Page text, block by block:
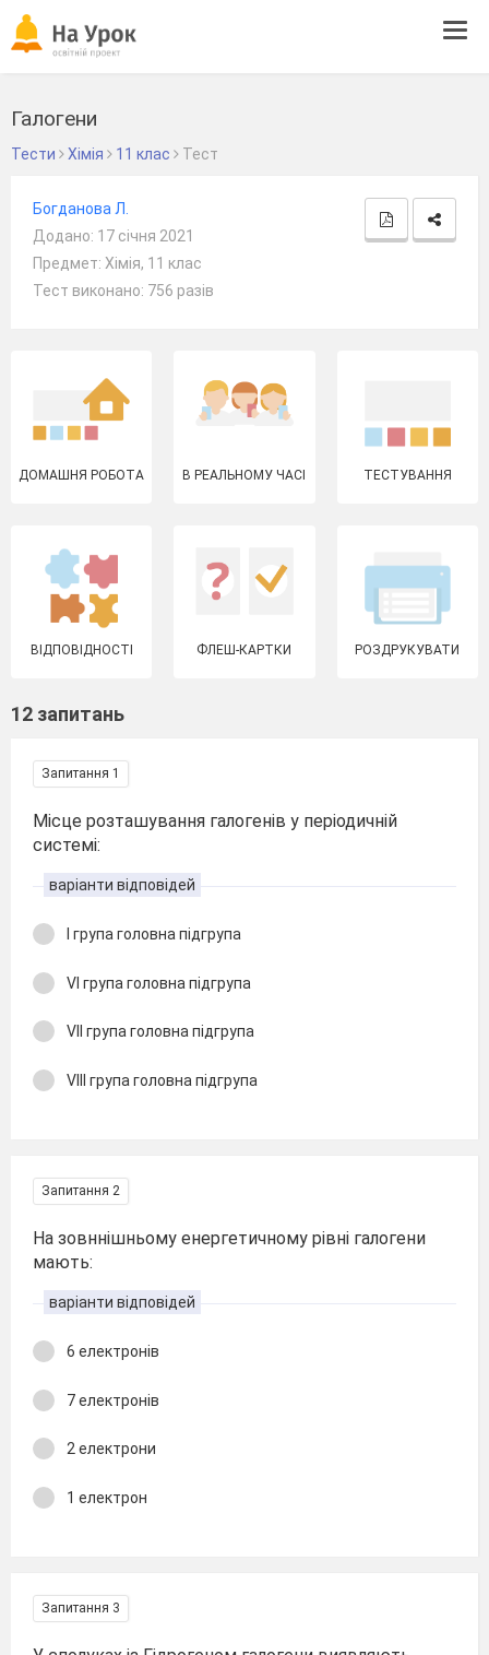
Галогени
Тести Хімія 11 клас Тест
Богданова Л.
Додано: 17 січня 2021
Предмет: Хімія, 11 клас
Тест виконано: 756 разів
ДОМАШНЯ РОБОТА В РЕАЛЬНОМУ ЧАСІ ТЕСТУВАННЯ
ВІДПОВІДНОСТІ ФЛЕШ-КАРТКИ РОЗДРУКУВАТИ
12 запитань
Запитання 1
Місце розташування галогенів у періодичній
системі:
варіанти відповідей
І група головна підгрупа
VI група головна підгрупа
VIІ група головна підгрупа
VIІІ група головна підгрупа
Запитання 2
На зовннішньому енергетичному рівні галогени
мають:
варіанти відповідей
6 електронів
7 електронів
2 електрони
1 електрон
Запитання 3